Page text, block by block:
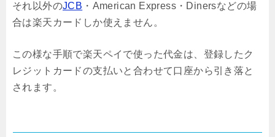
それ以外のJCB ・American Express・Dinersなどの場
合は楽天カードしか使えません。
この様な手順で楽天ペイで使った代金は、登録したク
レジットカードの支払いと合わせて口座から引き落と
されます。